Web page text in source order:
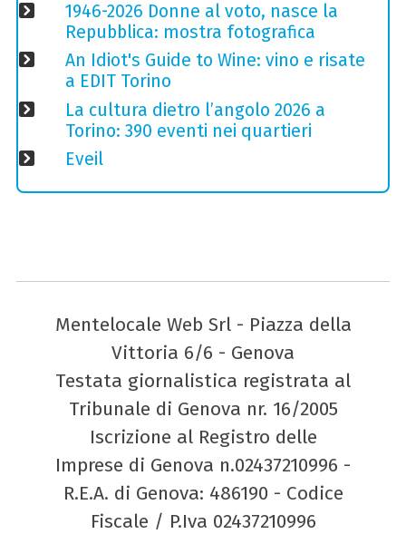
1946-2026 Donne al voto, nasce la
Repubblica: mostra fotografica
An Idiot's Guide to Wine: vino e risate
a EDIT Torino
La cultura dietro l’angolo 2026 a
Torino: 390 eventi nei quartieri
Eveil
Mentelocale Web Srl - Piazza della
Vittoria 6/6 - Genova
Testata giornalistica registrata al
Tribunale di Genova nr. 16/2005
Iscrizione al Registro delle
Imprese di Genova n.02437210996 -
R.E.A. di Genova: 486190 - Codice
Fiscale / P.Iva 02437210996